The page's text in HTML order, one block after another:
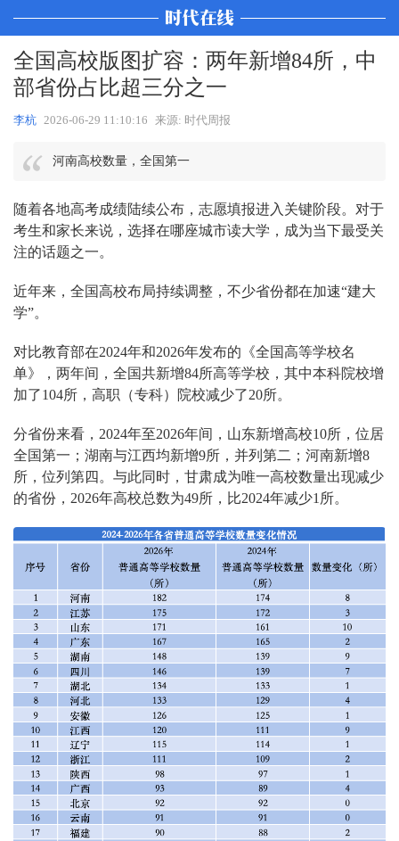
全国高校版图扩容：两年新增84所，中
部省份占比超三分之一
李杭 2026-06-29 11:10:16 来源: 时代周报
河南高校数量，全国第一
随着各地高考成绩陆续公布，志愿填报进入关键阶段。对于
考生和家长来说，选择在哪座城市读大学，成为当下最受关
注的话题之一。
近年来，全国高校布局持续调整，不少省份都在加速“建大
学”。
对比教育部在2024年和2026年发布的《全国高等学校名
单》，两年间，全国共新增84所高等学校，其中本科院校增
加了104所，高职（专科）院校减少了20所。
分省份来看，2024年至2026年间，山东新增高校10所，位居
全国第一；湖南与江西均新增9所，并列第二；河南新增8
所，位列第四。与此同时，甘肃成为唯一高校数量出现减少
的省份，2026年高校总数为49所，比2024年减少1所。